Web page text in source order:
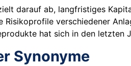
darauf ab, langfristiges
Risikoprofile verschiedener
hat sich in den letzten
Synonyme